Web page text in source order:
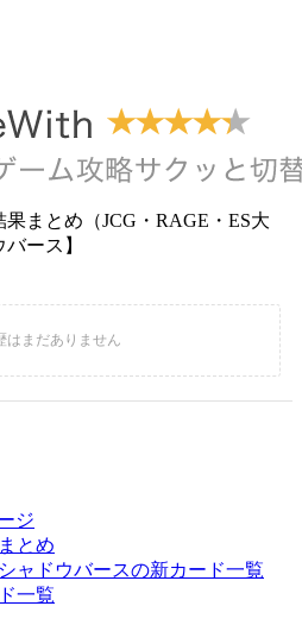
果まとめ（JCG・RAGE・ES大
ース】
ジ
とめ
ャドウバースの新カード一覧
一覧